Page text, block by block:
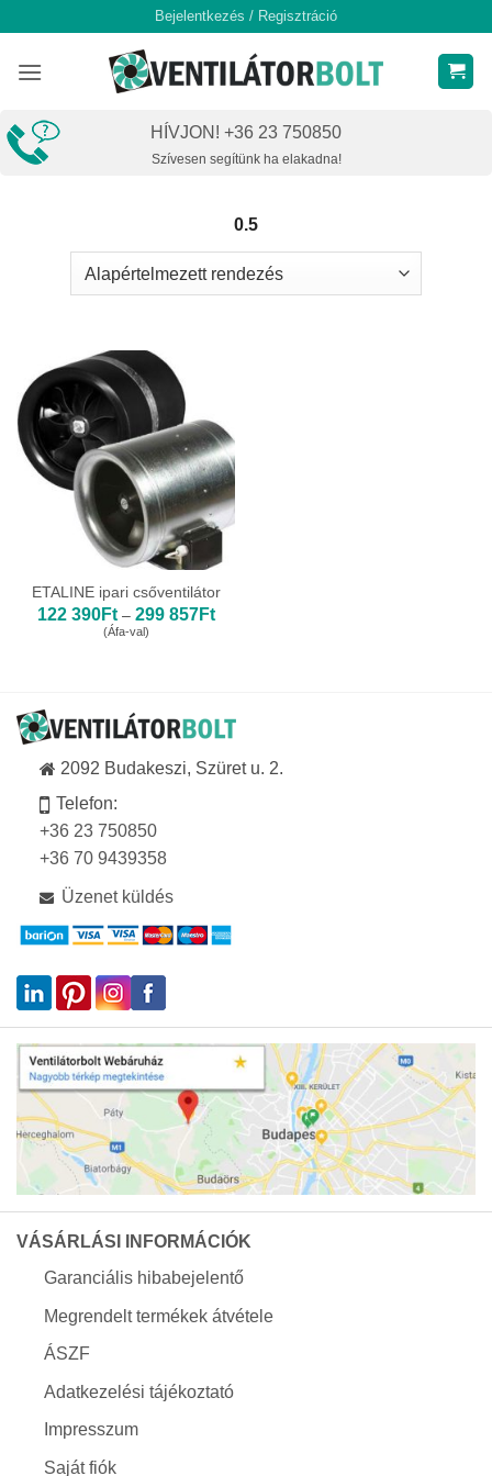
content
Bejelentkezés / Regisztráció
HÍVJON! +36 23 750850
Szívesen segítünk ha elakadna!
0.5
ETALINE ipari csőventilátor
122 390Ft – 299 857FtÁrtartomány:
(Áfa-val)
2092 Budakeszi, Szüret u. 2.
Telefon:
+36 23 750850
+36 70 9439358
Üzenet küldés
VÁSÁRLÁSI INFORMÁCIÓK
Garanciális hibabejelentő
Megrendelt termékek átvétele
ÁSZF
Adatkezelési tájékoztató
Impresszum
Saját fiók